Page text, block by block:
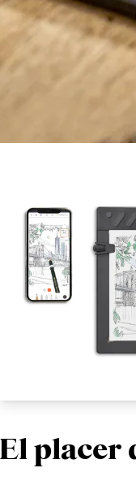
El dibujo es una de
profesional, un
que el
dibujar, siempre hay
exploraremos las
beneficios de usar la
El placer